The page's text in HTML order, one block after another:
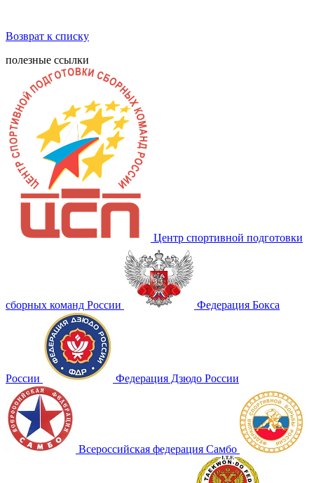
Возврат к списку
полезные ссылки
Центр спортивной подготовки
сборных команд России Федерация Бокса
России Федерация Дзюдо России
Всероссийская федерация Самбо